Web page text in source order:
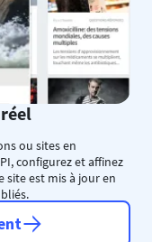
ou sites en
configurez et affinez
site est mis à jour en